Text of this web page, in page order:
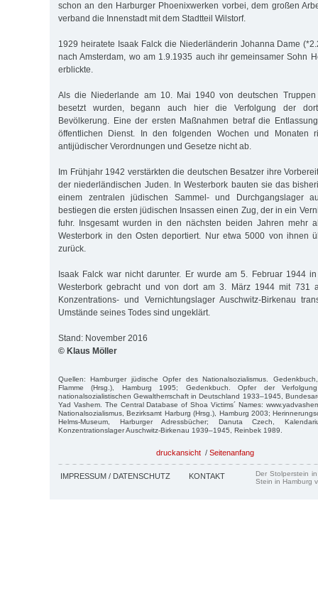
schon an den Harburger Phoenixwerken vorbei, dem großen
verband die Innenstadt mit dem Stadtteil Wilstorf.
1929 heiratete Isaak Falck die Niederländerin Johanna Dame
nach Amsterdam, wo am 1.9.1935 auch ihr gemeinsamer Sohn
erblickte.
Als die Niederlande am 10. Mai 1940 von deutschen Truppen
besetzt wurden, begann auch hier die Verfolgung der
Bevölkerung. Eine der ersten Maßnahmen betraf die
öffentlichen Dienst. In den folgenden Wochen und Monaten
antijüdischer Verordnungen und Gesetze nicht ab.
Im Frühjahr 1942 verstärkten die deutschen Besatzer ihre
der niederländischen Juden. In Westerbork bauten sie das
einem zentralen jüdischen Sammel- und Durchgangslager
bestiegen die ersten jüdischen Insassen einen Zug, der in ein
fuhr. Insgesamt wurden in den nächsten beiden Jahren mehr
Westerbork in den Osten deportiert. Nur etwa 5000 von ihnen
zurück.
Isaak Falck war nicht darunter. Er wurde am 5. Februar 1944
Westerbork gebracht und von dort am 3. März 1944 mit 731
Konzentrations- und Vernichtungslager Auschwitz-Birkenau
Umstände seines Todes sind ungeklärt.
Stand: November 2016
© Klaus Möller
Quellen: Hamburger jüdische Opfer des Nationalsozialismus.
Flamme (Hrsg.), Hamburg 1995; Gedenkbuch. Opfer der
nationalsozialistischen Gewaltherrschaft in Deutschland 1933–1945,
Yad Vashem. The Central Database of Shoa Victims´ Names:
Nationalsozialismus, Bezirksamt Harburg (Hrsg.), Hamburg 2003;
Helms-Museum, Harburger Adressbücher; Danuta Czech,
Konzentrationslager Auschwitz-Birkenau 1939–1945, Reinbek 1989.
druckansicht / Seitenanfang
IMPRESSUM / DATENSCHUTZ KONTAKT
Der Stolperstein
Stein in Hamburg